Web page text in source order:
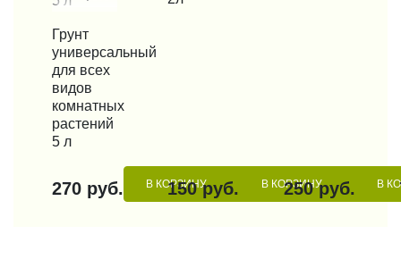
КУПИТЬ В 1 КЛИК
Грунт
универсальный
для всех
видов
комнатных
растений
5 л
270 руб. В КОРЗИНУ
150 руб. В КОРЗИНУ
250 руб. В